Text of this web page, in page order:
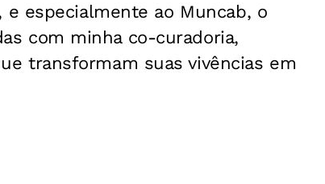
e especialmente ao Muncab, o
com minha co-curadoria,
transformam suas vivências em